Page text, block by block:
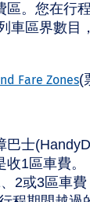
區。您在行
車區界數目
Fare Zones(
巴士
1區車費。
2或3區車